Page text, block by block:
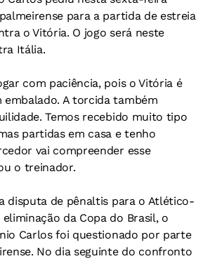
para a partida de estreia
o Vitória. O jogo será neste
Itália.
com paciência, pois o Vitória é
embalado. A torcida também
Temos recebido muito tipo
partidas em casa e tenho
vai compreender esse
o treinador.
disputa de pênaltis para o Atlético-
da Copa do Brasil, o
Carlos foi questionado por parte
No dia seguinte do confronto